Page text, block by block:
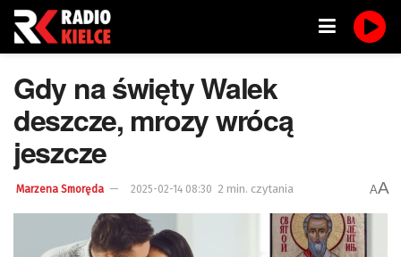
Gdy na święty Walek
deszcze, mrozy wrócą
jeszcze
Marzena Smoręda 2025-02-14 08:30 2 min. czytania AA